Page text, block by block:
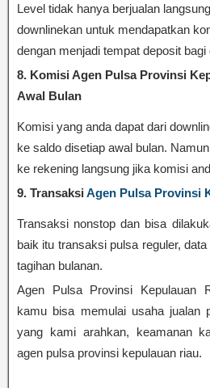
Level tidak hanya berjualan
downlinekan untuk mendapatkan
dengan menjadi tempat deposit bagi
8. Komisi Agen Pulsa Provinsi
Awal Bulan
Komisi yang anda dapat dari
ke saldo disetiap awal bulan.
ke rekening langsung jika komisi
9. Transaksi Agen Pulsa Provinsi
Transaksi nonstop dan bisa
baik itu transaksi pulsa reguler,
tagihan bulanan.
Agen Pulsa Provinsi Kepulauan
kamu bisa memulai usaha jualan
yang kami arahkan, keamanan
agen pulsa provinsi kepulauan riau.